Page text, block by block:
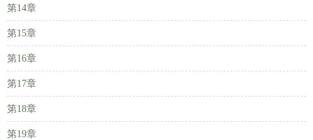
第14章
第15章
第16章
第17章
第18章
第19章